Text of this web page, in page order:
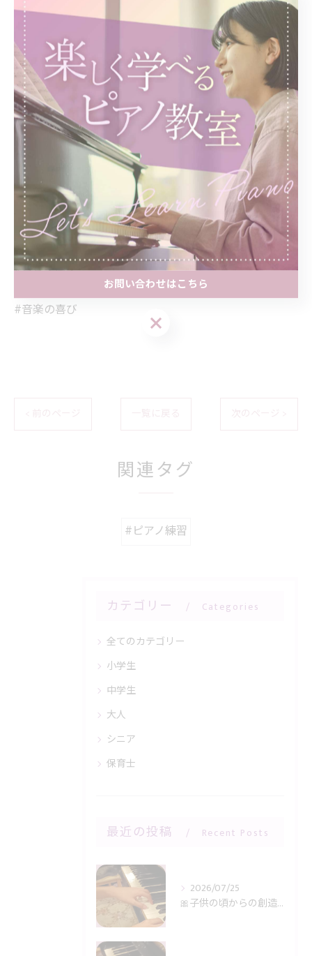
#素敵なハーモニー
#楽しい練習
#音楽の魔法
#指先の魔法
#日々の練習
#心を込めて
#特別な時間
#音楽愛好家
#ピアノ練習
#クラシック音楽
#音楽好き
#音楽の楽しさ
#音楽で癒す
#音楽の喜び
関連タグ
#ピアノ練習
カテゴリー Categories
全てのカテゴリー
小学生
中学生
大人
シニア
保育士
最近の投稿 Recent Posts
2026/07/25
🎀子供の頃からの創造力に感謝🎹✨
お問い合わせはこちら
お問い合わせはこちら